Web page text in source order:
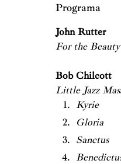
Programa
John Rutter
For the
Bob Chilcott
Little Jazz
Kyrie
Gloria
Sanctus